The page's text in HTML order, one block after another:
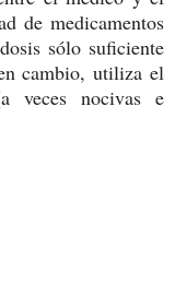
de medicamentos
sólo suficiente
cambio, utiliza el
veces nocivas e